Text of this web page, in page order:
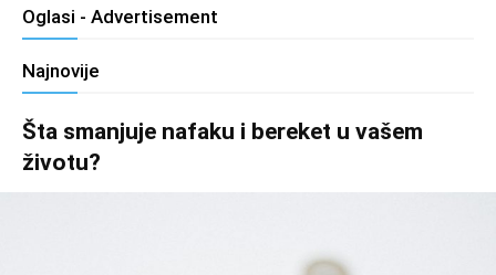
Oglasi - Advertisement
Najnovije
Šta smanjuje nafaku i bereket u vašem
životu?